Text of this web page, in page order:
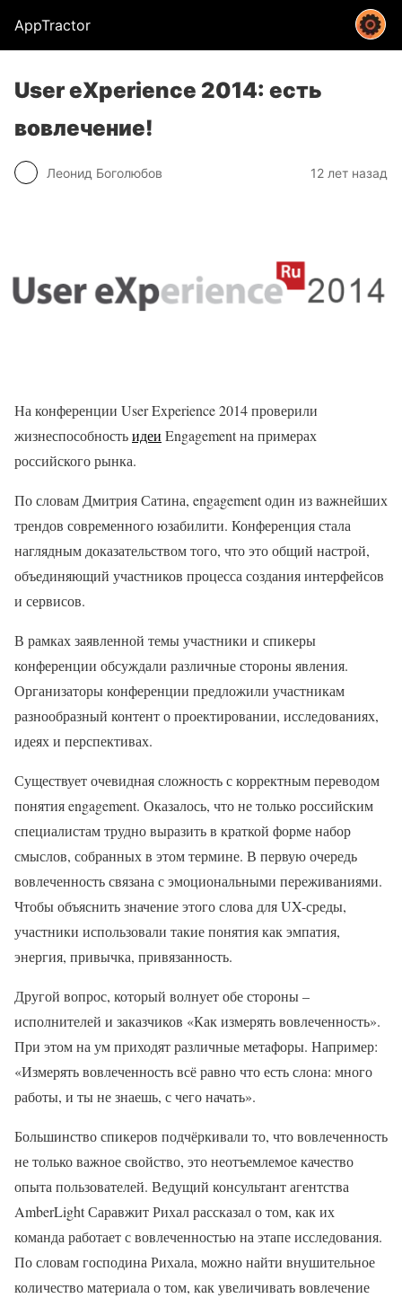
AppTractor
User eXperience 2014: есть
вовлечение!
Леонид Боголюбов 12 лет назад
На конференции User Experience 2014 проверили
жизнеспособностьидеи Engagement на примерах
российского рынка.
По словам Дмитрия Сатина, engagement один из важнейших
трендов современного юзабилити. Конференция стала
наглядным доказательством того, что это общий настрой,
объединяющий участников процесса создания интерфейсов
и сервисов.
В рамках заявленной темы участники и спикеры
конференции обсуждали различные стороны явления.
Организаторы конференции предложили участникам
разнообразный контент о проектировании, исследованиях,
идеях и перспективах.
Существует очевидная сложность с корректным переводом
понятия engagement. Оказалось, что не только российским
специалистам трудно выразить в краткой форме набор
смыслов, собранных в этом термине. В первую очередь
вовлеченность связана с эмоциональными переживаниями.
Чтобы объяснить значение этого слова для UX-среды,
участники использовали такие понятия как эмпатия,
энергия, привычка, привязанность.
Другой вопрос, который волнует обе стороны –
исполнителей и заказчиков «Как измерять вовлеченность».
При этом на ум приходят различные метафоры. Например:
«Измерять вовлеченность всё равно что есть слона: много
работы, и ты не знаешь, с чего начать».
Большинство спикеров подчёркивали то, что вовлеченность
не только важное свойство, это неотъемлемое качество
опыта пользователей. Ведущий консультант агентства
AmberLight Саравжит Рихал рассказал о том, как их
команда работает с вовлеченностью на этапе исследования.
По словам господина Рихала, можно найти внушительное
количество материала о том, как увеличивать вовлечение